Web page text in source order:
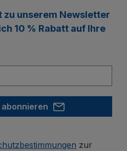
zu unserem Newsletter
10 % Rabatt auf Ihre
zur